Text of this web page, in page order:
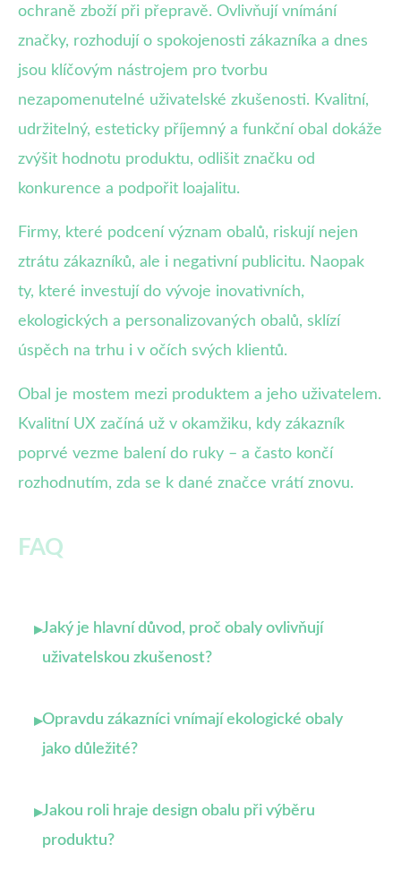
ochraně zboží při přepravě. Ovlivňují vnímání
značky, rozhodují o spokojenosti zákazníka a dnes
jsou klíčovým nástrojem pro tvorbu
nezapomenutelné uživatelské zkušenosti. Kvalitní,
udržitelný, esteticky příjemný a funkční obal dokáže
zvýšit hodnotu produktu, odlišit značku od
konkurence a podpořit loajalitu.
Firmy, které podcení význam obalů, riskují nejen
ztrátu zákazníků, ale i negativní publicitu. Naopak
ty, které investují do vývoje inovativních,
ekologických a personalizovaných obalů, sklízí
úspěch na trhu i v očích svých klientů.
Obal je mostem mezi produktem a jeho uživatelem.
Kvalitní UX začíná už v okamžiku, kdy zákazník
poprvé vezme balení do ruky – a často končí
rozhodnutím, zda se k dané značce vrátí znovu.
FAQ
▸Jaký je hlavní důvod, proč obaly ovlivňují
uživatelskou zkušenost?
▸Opravdu zákazníci vnímají ekologické obaly
jako důležité?
▸Jakou roli hraje design obalu při výběru
produktu?